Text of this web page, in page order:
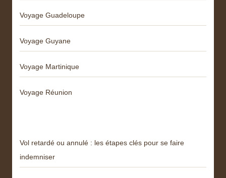
Voyage Guadeloupe
Voyage Guyane
Voyage Martinique
Voyage Réunion
Vol retardé ou annulé : les étapes clés pour se faire
indemniser